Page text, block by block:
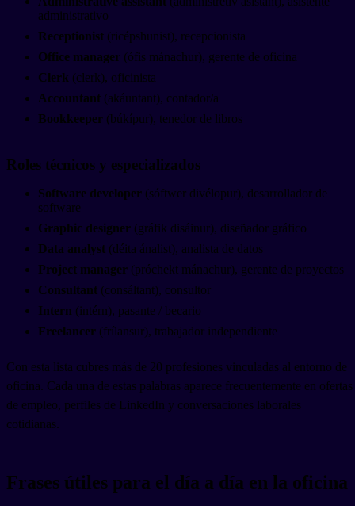
administrativo
Receptionist (ricépshunist), recepcionista
Office manager (ófis mánachur), gerente de oficina
Clerk (clerk), oficinista
Accountant (akáuntant), contador/a
Bookkeeper (búkípur), tenedor de libros
Roles técnicos y especializados
Software developer (sóftwer divélopur), desarrollador de
software
Graphic designer (gráfik disáinur), diseñador gráfico
Data analyst (déita ánalist), analista de datos
Project manager (próchekt mánachur), gerente de proyectos
Consultant (consáltant), consultor
Intern (intérn), pasante / becario
Freelancer (frílansur), trabajador independiente
Con esta lista cubres más de 20 profesiones vinculadas al entorno de
oficina. Cada una de estas palabras aparece frecuentemente en ofertas
de empleo, perfiles de LinkedIn y conversaciones laborales
cotidianas.
Frases útiles para el día a día en la oficina